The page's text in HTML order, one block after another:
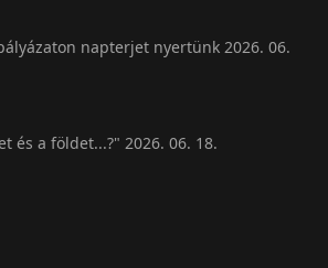
napterjet nyertünk 2026. 06.
és a földet...?" 2026. 06. 18.